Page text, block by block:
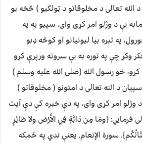
الله تعالی د مخلوقاتو د ټولګیو ) څخه یو
یې د وژلو امر کړی وای، سپیو به په
په تېره بیا لیونیانو او کوڅه ډبو
وکړ چې په توره به یې سرونه ورپرې کړو
خو رسول الله (صلی الله علیه وسلم )
د الله تعالی د امتونو ( مخلوقاتو )
وژلو امر کړی وای، په دې خبره کې دې آیت
فرمایي: {ومَا مِن دَابَّةٍ فِي الأَرْضِ ولا طَائِرٍ
سورة الإنعام. یعنې ندي په ځمکه